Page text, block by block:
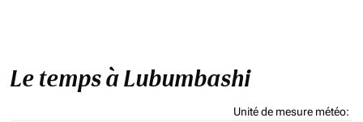
Le temps à Lubumbashi
Unité de mesure météo: